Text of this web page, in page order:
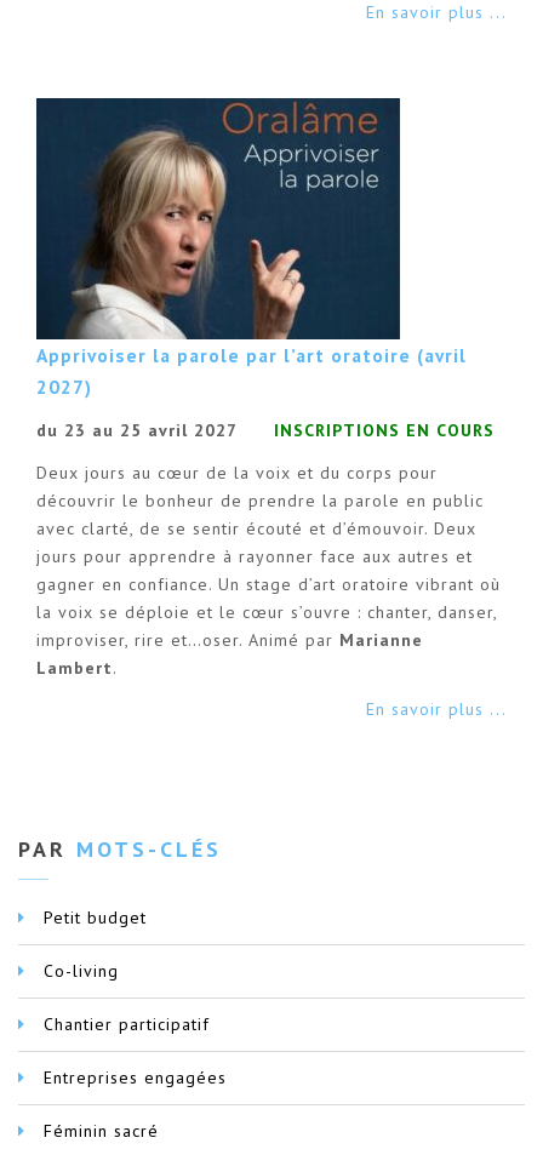
En savoir plus ...
Apprivoiser la parole par l’art oratoire (avril
2027)
du 23 au 25 avril 2027
INSCRIPTIONS EN COURS
Deux jours au cœur de la voix et du corps pour
découvrir le bonheur de prendre la parole en public
avec clarté, de se sentir écouté et d’émouvoir. Deux
jours pour apprendre à rayonner face aux autres et
gagner en confiance. Un stage d’art oratoire vibrant où
la voix se déploie et le cœur s’ouvre : chanter, danser,
improviser, rire et…oser. Animé par Marianne
Lambert.
En savoir plus ...
PAR MOTS-CLÉS
Petit budget
Co-living
Chantier participatif
Entreprises engagées
Féminin sacré